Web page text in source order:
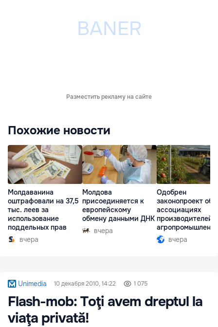
Разместить рекламу на сайте
Похожие новости
Молдаванина
оштрафовали на 37,5
тыс. леев за
использование
поддельных прав
вчера
Молдова
присоединяется к
европейскому
обмену данными ДНК
вчера
Одобрен
законопроект об
ассоциациях
производителей в
комплексе
вчера
Unimedia 10 декабря 2010, 14:22 1 075
Flash-mob: Toţi avem dreptul la
viaţa privată!